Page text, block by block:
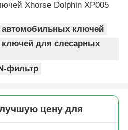
Xhorse Dolphin XP005
автомобильных ключей
ключей для слесарных
фильтр
цену для